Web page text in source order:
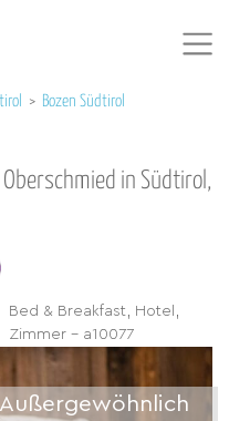
> Bozen Südtirol
in Südtirol,
Bed & Breakfast, Hotel,
Zimmer - a10077
Außergewöhnlich